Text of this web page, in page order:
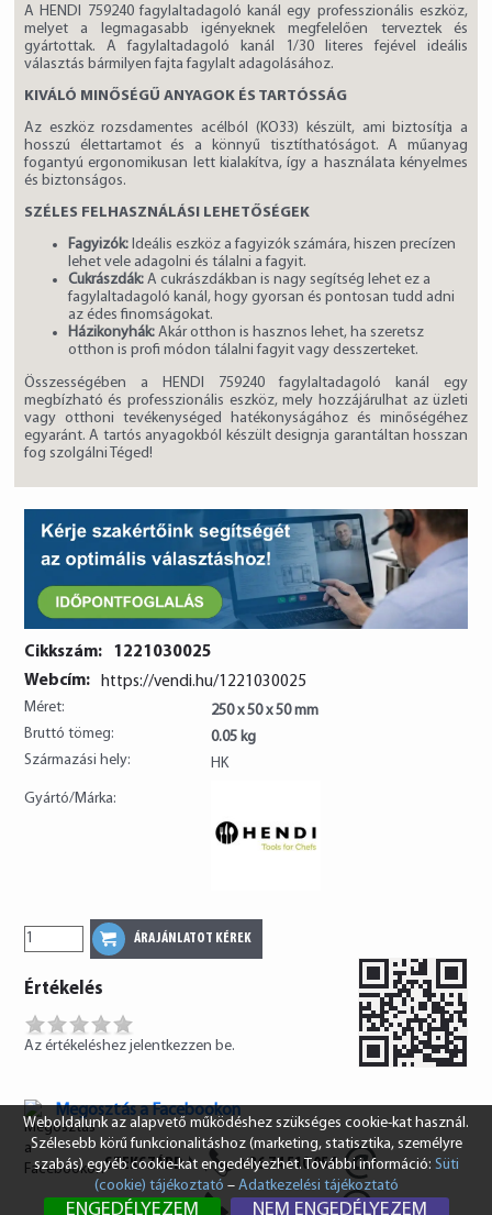
SZEKSZÁRD +36 74 510 054
info@vendi.hu
BUDAPEST +36 1 431 8687
A HENDI 759240 fagylaltadagoló kanál egy professzionális eszköz,
melyet a legmagasabb igényeknek megfelelően terveztek és
gyártottak. A fagylaltadagoló kanál 1/30 literes fejével ideális
választás bármilyen fajta fagylalt adagolásához.
KIVÁLÓ MINŐSÉGŰ ANYAGOK ÉS TARTÓSSÁG
Az eszköz rozsdamentes acélból (KO33) készült, ami biztosítja a
hosszú élettartamot és a könnyű tisztíthatóságot. A műanyag
fogantyú ergonomikusan lett kialakítva, így a használata kényelmes
és biztonságos.
SZÉLES FELHASZNÁLÁSI LEHETŐSÉGEK
Fagyizók:Ideális eszköz a fagyizók számára, hiszen precízen
lehet vele adagolni és tálalni a fagyit.
Cukrászdák:A cukrászdákban is nagy segítség lehet ez a
fagylaltadagoló kanál, hogy gyorsan és pontosan tudd adni
az édes finomságokat.
Házikonyhák:Akár otthon is hasznos lehet, ha szeretsz
otthon is profi módon tálalni fagyit vagy desszerteket.
Összességében a HENDI 759240 fagylaltadagoló kanál egy
megbízható és professzionális eszköz, mely hozzájárulhat az üzleti
vagy otthoni tevékenységed hatékonyságához és minőségéhez
egyaránt. A tartós anyagokból készült designja garantáltan hosszan
fog szolgálni Téged!
Cikkszám:
1221030025
Webcím:
https://vendi.hu/1221030025
Méret:
250 x 50 x 50 mm
Bruttó tömeg:
0.05 kg
Származási hely:
HK
Gyártó/Márka:
Értékelés
Az értékeléshez jelentkezzen be.
Megosztás a Facebookon
Weboldalunk az alapvető működéshez szükséges cookie-kat használ.
Szélesebb körű funkcionalitáshoz (marketing, statisztika, személyre
szabás) egyéb cookie-kat engedélyezhet. További információ: Süti
(cookie) tájékoztató – Adatkezelési tájékoztató
ENGEDÉLYEZEM NEM ENGEDÉLYEZEM